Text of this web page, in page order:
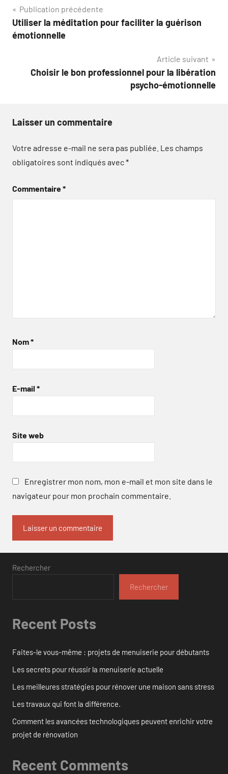
Navigation
de
Publication précédente
Utiliser la méditation pour faciliter la guérison
émotionnelle
Article suivant
Choisir le bon professionnel pour la libération
psycho-émotionnelle
Laisser un commentaire
Votre adresse e-mail ne sera pas publiée. Les champs
obligatoires sont indiqués avec*
Commentaire*
Nom*
E-mail *
Site web
Enregistrer mon nom, mon e-mail et mon site dans le
navigateur pour mon prochain commentaire.
Rechercher
Rechercher
Recent Posts
Faites-le vous-même : projets de menuiserie pour débutants
Les secrets pour réussir la menuiserie actuelle
Les meilleures stratégies pour rénover une maison sans stress
Les travaux qui font la différence.
Comment les avancées technologiques peuvent enrichir votre
projet de rénovation
Recent Comments